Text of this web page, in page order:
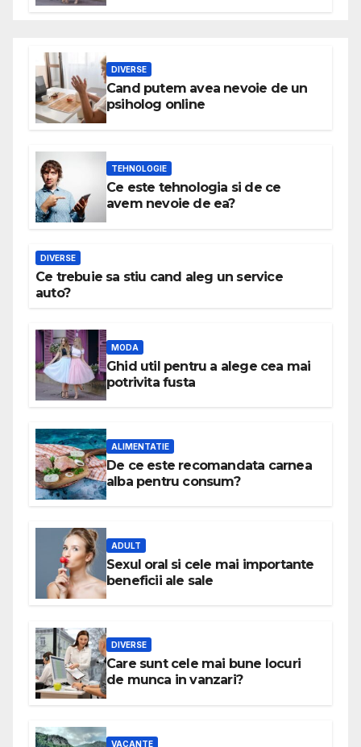
DIVERSE
Cand putem avea nevoie de un
psiholog online
TEHNOLOGIE
Ce este tehnologia si de ce
avem nevoie de ea?
DIVERSE
Ce trebuie sa stiu cand aleg un service
auto?
MODA
Ghid util pentru a alege cea mai
potrivita fusta
ALIMENTATIE
De ce este recomandata carnea
alba pentru consum?
ADULT
Sexul oral si cele mai importante
beneficii ale sale
DIVERSE
Care sunt cele mai bune locuri
de munca in vanzari?
VACANTE